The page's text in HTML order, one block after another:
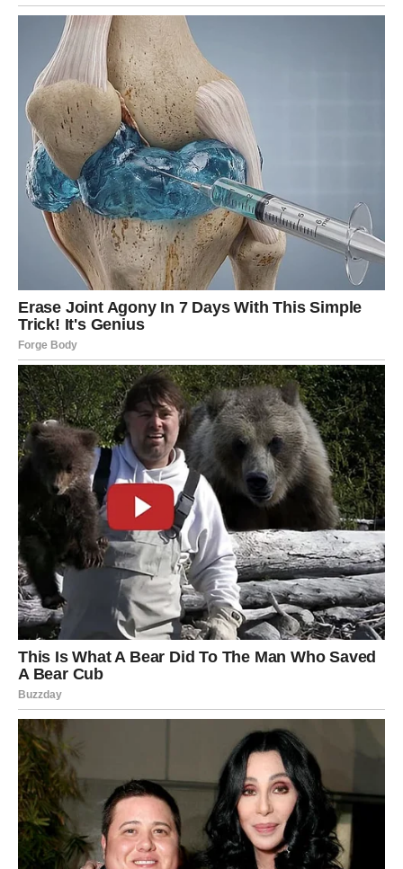
sada dolaze u situaciju da se njihov trud isplati.
Moguće su:
nova poslovna prilika
rešavanje finansijskog pitanja koje dugo stoji
osećaj veće kontrole i sigurnosti
priznanje za raniji rad
Ovo nije mesec brzih dobitaka, ali jeste mesec u kojem se
stvari postavljaju na svoje mesto . Škorpija u februaru
shvata da stabilnost dolazi onda kada prestaneš da se
boriš protiv toka – i počneš da ga koristiš.
DUHOVNA PORUKA FEBRUARA
ZA ŠKORPIJU
Ne moraš više da se braniš. Ne moraš da sumnjaš u
sopstvenu snagu. Sve što si prošao imalo je svrhu – da te
dovede do ove tačke jasnoće.
Februar te uči dapraštanje nije zaborav, već
oslobađanje. Ne zbog drugih – već zbog sebe. I kada to
shvatiš, teret koji si nosio godinama počinje da se topi.